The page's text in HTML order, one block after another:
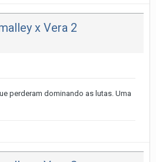
x Vera 2
perderam dominando as lutas. Uma